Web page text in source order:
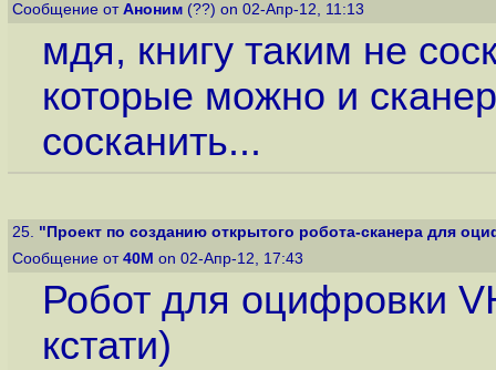
Сообщение от Аноним (??) on 02-Апр-12, 11:13
мдя, книгу таким не
которые можно и
сосканить...
25. "Проект по созданию открытого робота-сканера для
Сообщение от 40M on 02-Апр-12, 17:43
Робот для оцифровки
кстати)